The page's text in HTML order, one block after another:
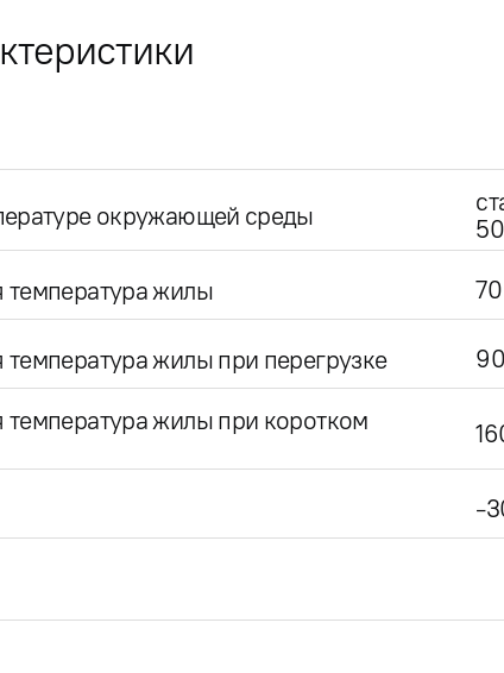
окружающей среды
температура жилы 70
жилы при перегрузке 90
жилы при коротком
-